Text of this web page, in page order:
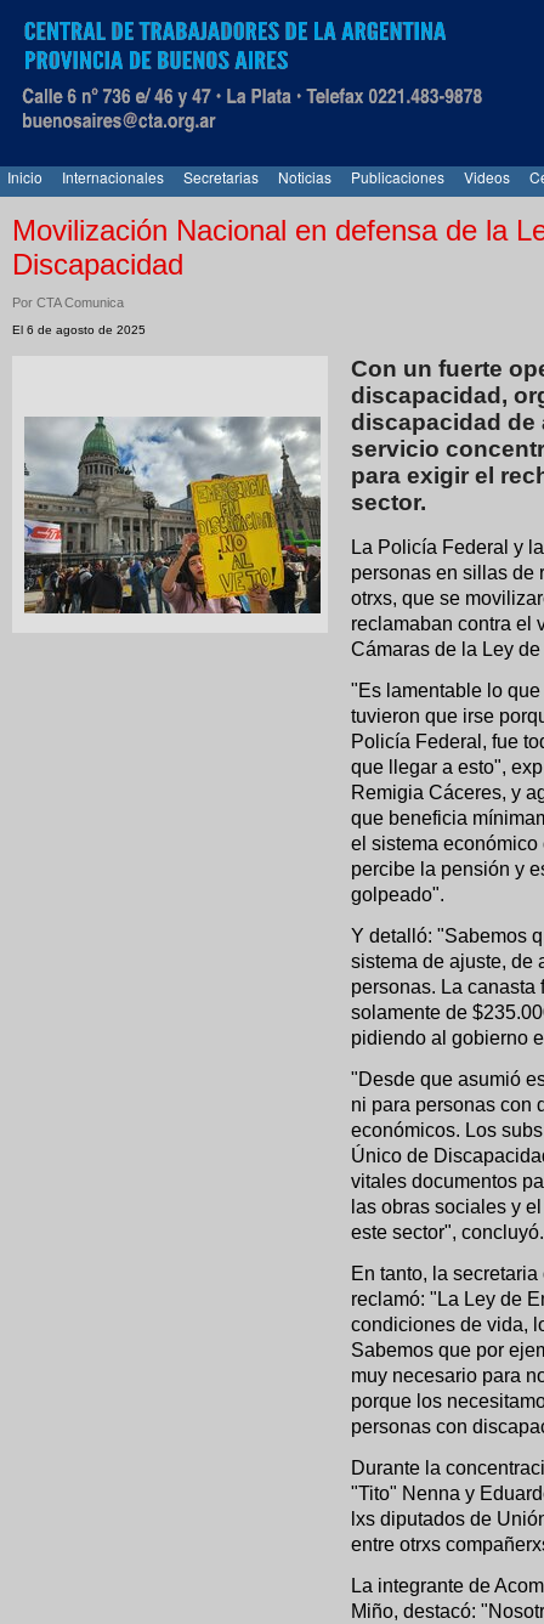
Inicio Internacionales Secretarias Noticias Publicaciones Videos
Movilización Nacional en defensa de la
Discapacidad
Por CTA Comunica
El 6 de agosto de 2025
Con un fuerte
discapacidad,
discapacidad de
servicio
para exigir el
sector.
La Policía Federal y
personas en sillas de
otrxs, que se
reclamaban contra el
Cámaras de la Ley
"Es lamentable lo
tuvieron que irse
Policía Federal, fue
que llegar a esto",
Remigia Cáceres, y
que beneficia
el sistema
percibe la pensión y
golpeado".
Y detalló: "Sabemos
sistema de ajuste, de
personas. La
solamente de
pidiendo al gobierno
"Desde que asumió
ni para personas con
económicos. Los
Único de
vitales documentos
las obras sociales y
este sector", concluyó.
En tanto, la
reclamó: "La Ley de
condiciones de vida,
Sabemos que por
muy necesario para
porque los
personas con
Durante la
"Tito" Nenna y
lxs diputados de
entre otrxs
La integrante de
Miño, destacó: